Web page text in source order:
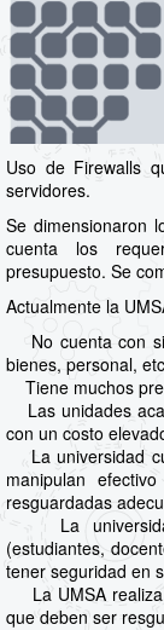
Uso de Firewalls
servidores.
Se dimensionaron
cuenta los
presupuesto. Se
Actualmente la
No cuenta con
bienes, personal,
Tiene muchos
Las unidades
con un costo
La universidad
manipulan
resguardadas
La universidad
(estudiantes,
tener seguridad en
La UMSA realiza
que deben ser